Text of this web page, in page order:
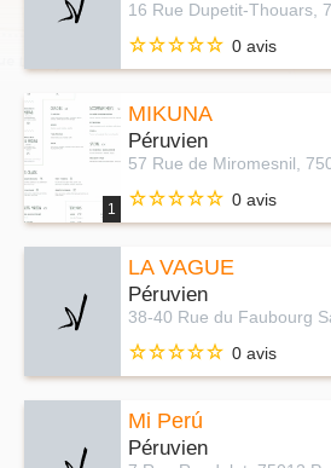
0 avis
1
MIKUNA
Péruvien
57 Rue de Miromesnil,
0 avis
LA VAGUE
Péruvien
0 avis
Mi Perú
Péruvien